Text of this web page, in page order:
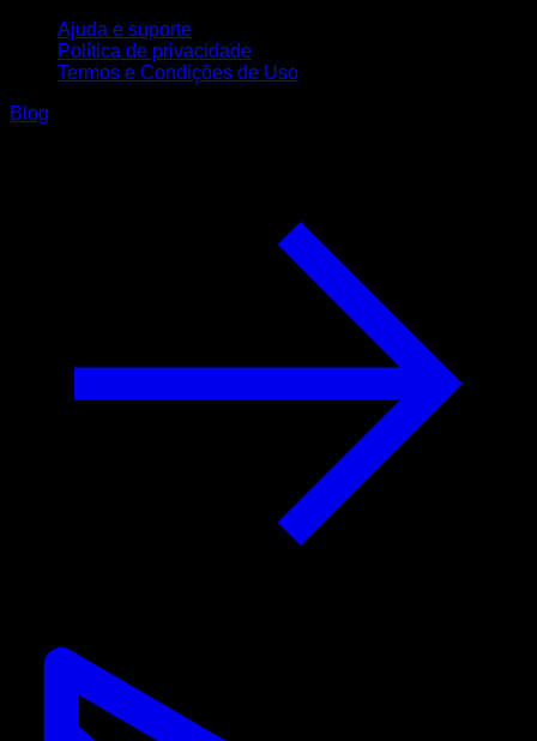
Ajuda e suporte
Política de privacidade
Termos e Condições de Uso
Blog